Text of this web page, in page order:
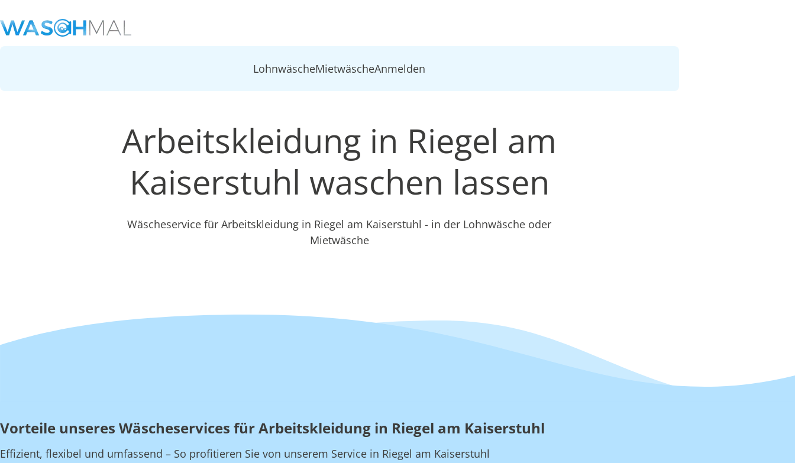
LohnwäscheMietwäscheAnmelden
Arbeitskleidung in Riegel am
Kaiserstuhl waschen lassen
Wäscheservice für Arbeitskleidung in Riegel am Kaiserstuhl - in der Lohnwäsche oder
Mietwäsche
Vorteile unseres Wäscheservices für Arbeitskleidung in Riegel am Kaiserstuhl
Effizient, flexibel und umfassend – So profitieren Sie von unserem Service in Riegel am Kaiserstuhl